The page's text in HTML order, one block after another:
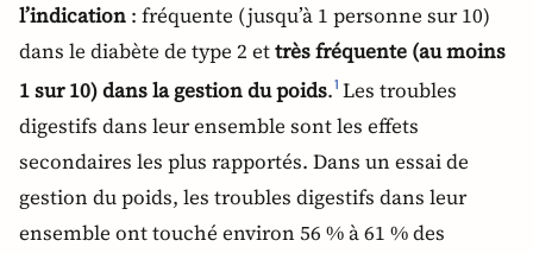
l’indication : fréquente (jusqu’à 1 personne sur 10)
dans le diabète de type 2 ettrès fréquente (au moins
1 sur 10) dans la gestion du poids.1 Les troubles
digestifs dans leur ensemble sont les effets
secondaires les plus rapportés. Dans un essai de
gestion du poids, les troubles digestifs dans leur
ensemble ont touché environ 56 % à 61 % des